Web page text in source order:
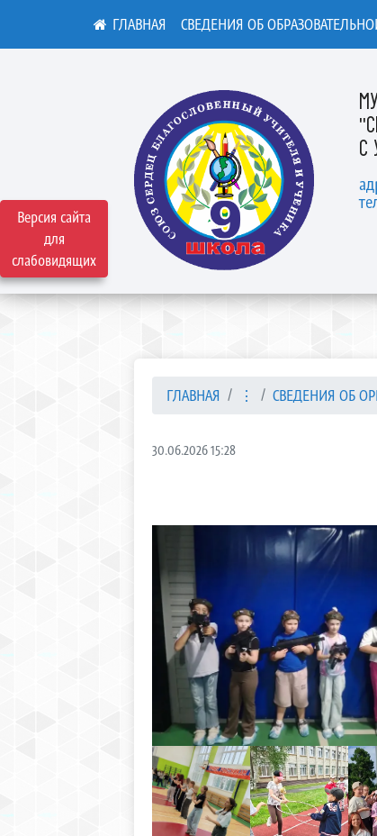
Версия сайта
для
слабовидящих
С
СВЕДЕНИЯ ОБ
ГЛАВНАЯ ⋮ СВЕДЕНИЯ ОБ
30.06.2026 15:28